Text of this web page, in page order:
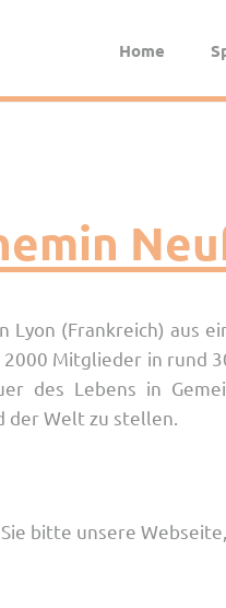
Home
Lyon (Frankreich) aus
Mitglieder in rund
des Lebens in
der Welt zu stellen.
bitte unsere